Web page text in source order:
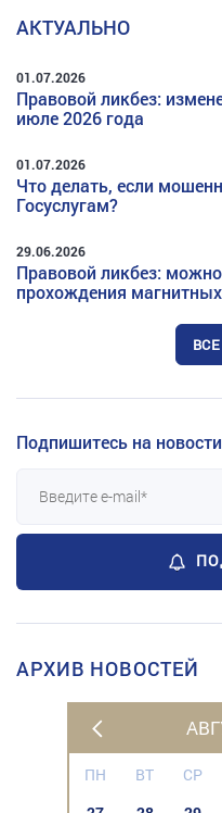
АКТУАЛЬНО
01.07.2026
Правовой ликбез:
июле 2026 года
01.07.2026
Что делать, если
Госуслугам?
29.06.2026
Правовой ликбез:
прохождения
Подпишитесь на новости
АРХИВ НОВОСТЕЙ
ПН ВТ СР